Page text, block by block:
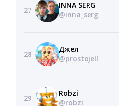
27
INNA SERG
@inna_serg
28
Джел
@prostojell
29
Robzi
@robzi